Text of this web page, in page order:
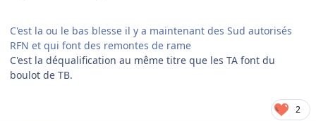
C'est la ou le bas blesse il y a maintenant des Sud autorisés
RFN et qui font des remontes de rame
C'est la déqualification au même titre que les TA font du
boulot de TB.
2